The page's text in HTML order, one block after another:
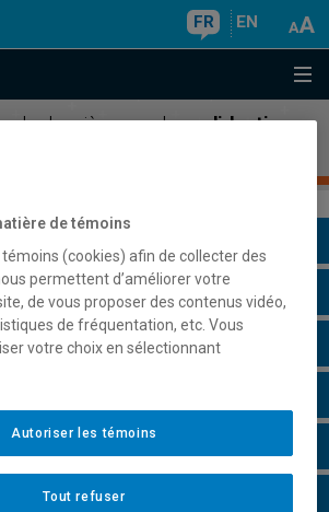
FR EN
de deuxième cycle endidactique
horaires
de témoins
témoins (cookies) afin de collecter des
permettent d’améliorer votre
de vous proposer des contenus vidéo,
de fréquentation, etc. Vous
votre choix en sélectionnant
Tout refuser
Autoriser les témoins